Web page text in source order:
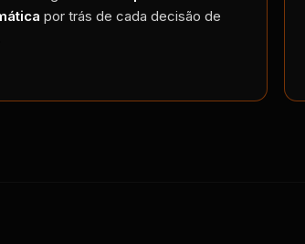
por trás de cada decisão de